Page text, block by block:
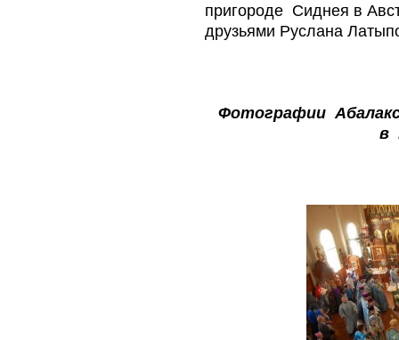
пригороде Сиднея в
друзьями Руслана
Фотографии
в